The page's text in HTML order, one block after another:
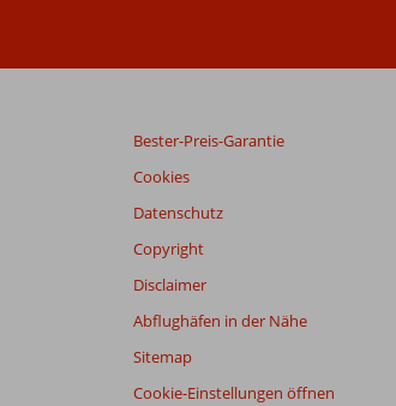
Bester-Preis-Garantie
Cookies
Datenschutz
Copyright
Disclaimer
Abflughäfen in der Nähe
Sitemap
Cookie-Einstellungen öffnen